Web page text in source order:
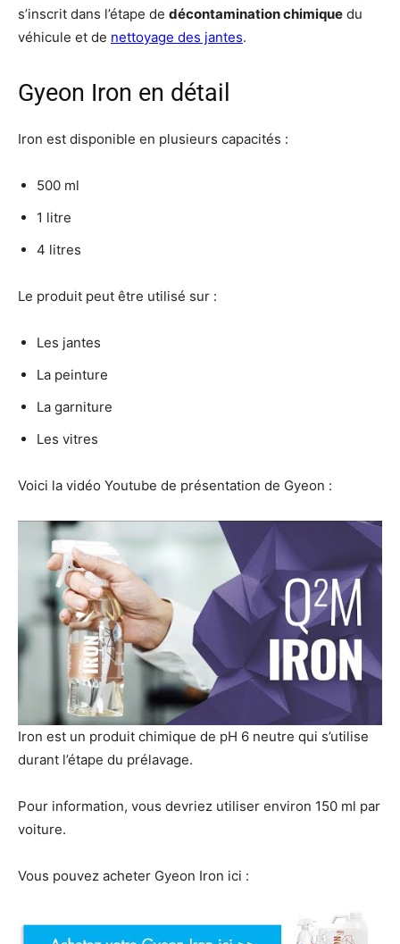
s’inscrit dans l’étape de décontamination chimique du
véhicule et de nettoyage des jantes.
Gyeon Iron en détail
Iron est disponible en plusieurs capacités :
500 ml
1 litre
4 litres
Le produit peut être utilisé sur :
Les jantes
La peinture
La garniture
Les vitres
Voici la vidéo Youtube de présentation de Gyeon :
Iron est un produit chimique de pH 6 neutre qui s’utilise
durant l’étape du prélavage.
Pour information, vous devriez utiliser environ 150 ml par
voiture.
Vous pouvez acheter Gyeon Iron ici :